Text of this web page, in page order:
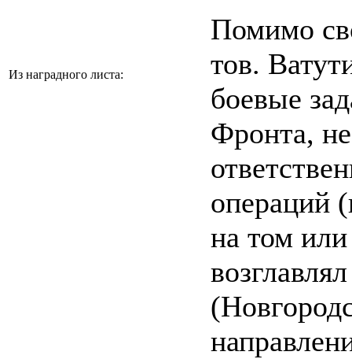
Из наградного листа:
Помимо
тов.
боевые
Фронта,
операций
на том